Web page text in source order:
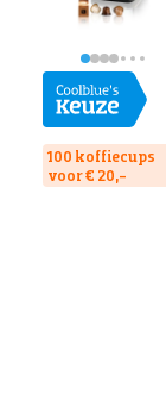
100 koffiecups
voor € 20,-